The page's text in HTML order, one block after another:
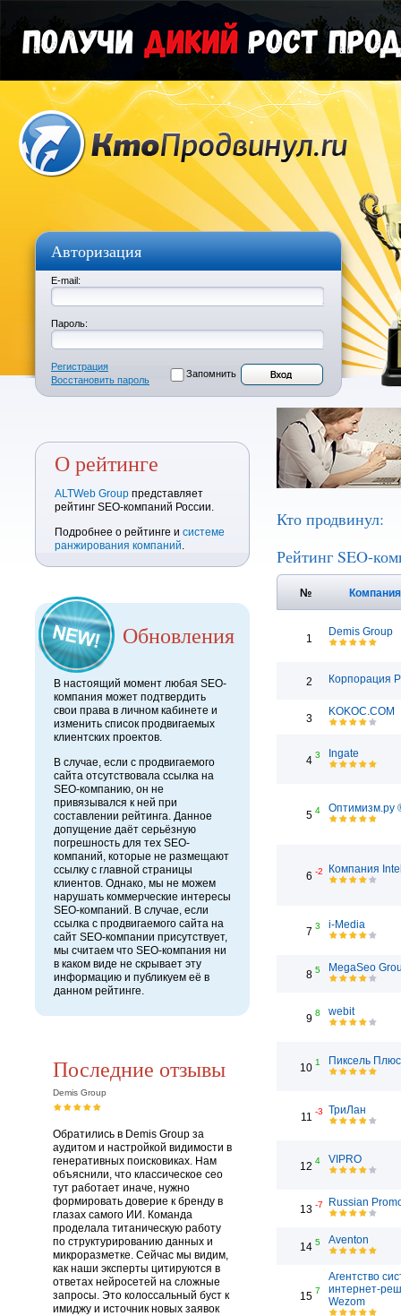
Авторизация
E-mail:
Пароль:
Регистрация
Восстановить пароль
Запомнить
О рейтинге
ALTWeb Group представляет
рейтинг SEO-компаний России.
Подробнее о рейтинге и системе
ранжирования компаний.
Обновления
В настоящий момент любая SEO-
компания может подтвердить
свои права в личном кабинете и
изменить список продвигаемых
клиентских проектов.
В случае, если с продвигаемого
сайта отсутствовала ссылка на
SEO-компанию, он не
привязывался к ней при
составлении рейтинга. Данное
допущение даёт серьёзную
погрешность для тех SEO-
компаний, которые не размещают
ссылку с главной страницы
клиентов. Однако, мы не можем
нарушать коммерческие интересы
SEO-компаний. В случае, если
ссылка с продвигаемого сайта на
сайт SEO-компании присутствует,
мы считаем что SEO-компания ни
в каком виде не скрывает эту
информацию и публикуем её в
данном рейтинге.
Последние отзывы
Demis Group
Обратились в Demis Group за
аудитом и настройкой видимости в
генеративных поисковиках. Нам
объяснили, что классическое сео
тут работает иначе, нужно
формировать доверие к бренду в
глазах самого ИИ. Команда
проделала титаническую работу
по структурированию данных и
микроразметке. Сейчас мы видим,
как наши эксперты цитируются в
ответах нейросетей на сложные
запросы. Это колоссальный буст к
имиджу и источник новых заявок
Кто продвинул:
Рейтинг SEO-
№
1
Demis Group
2 Корпорация
3
KOKOC.COM
4 3 Ingate
5 4 Оптимизм.ру
6 -2 Компания
7 3 i-Media
8 5 MegaSeo
9 8 webit
10 1 Пиксель Плюс
11 -3 ТриЛан
12 4 VIPRO
13 -7 Russian
14 5 Aventon
15 7
Агентство
интернет-
Wezom